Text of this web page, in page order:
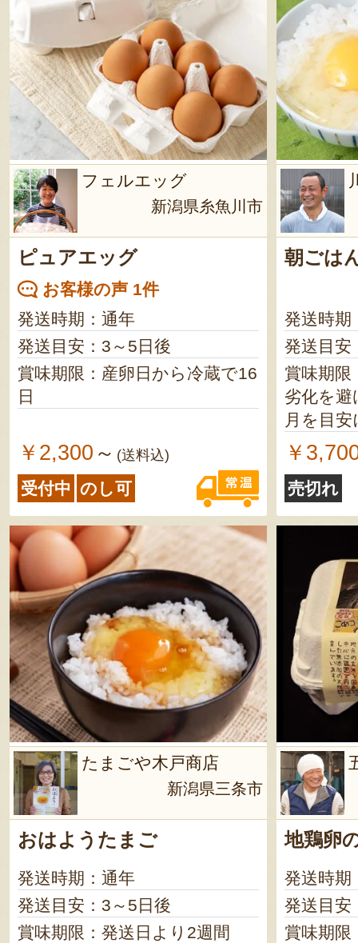
フェルエッグ
新潟県糸魚川市
ピュアエッグ
お客様の声 1件
発送時期：通年
発送目安：3～5日後
賞味期限：産卵日から冷蔵で16
日
￥2,300 ～ (送料込)
受付中 のし可
朝ごは
発送時期
発送目安
賞味期
劣化を
月を目
さい トドロキワセ／風味の劣
化を避
を目安
い ひめたま／採卵日から2週間
に、お
ださい
￥
売切れ
たまごや木戸商店
新潟県三条市
おはようたまご
発送時期：通年
発送目安：3～5日後
賞味期限：発送日より2週間
地鶏卵
発送時期
発送目安
賞味期限